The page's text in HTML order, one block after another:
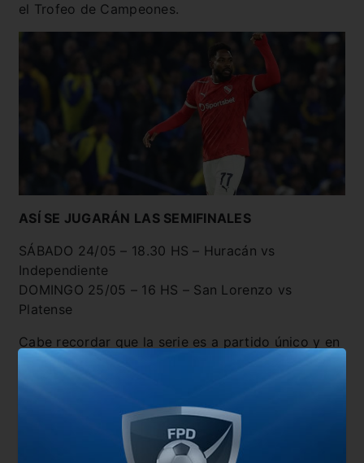
el Trofeo de Campeones.
ASÍ SE JUGARÁN LAS SEMIFINALES
SÁBADO 24/05 – 18.30 HS – Huracán vs
Independiente
DOMINGO 25/05 – 16 HS – San Lorenzo vs
Platense
Cabe recordar que la serie es a partido único y en
caso de persistir la igualdad en tiempo
También te puede interesar
Cambios en la programación de la última fecha